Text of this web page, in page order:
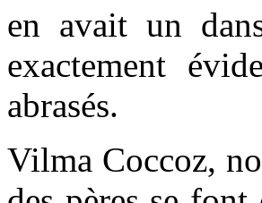
en avait un
exactement
abrasés.
Vilma Coccoz,